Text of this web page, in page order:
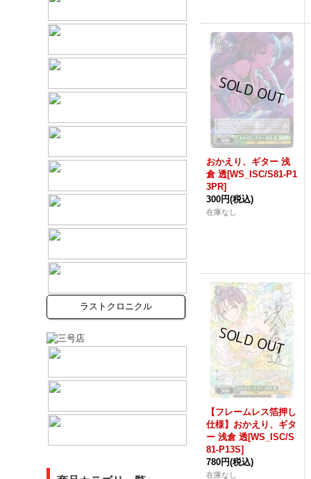
ラストクロニクル
おかえり、ギター 浅
倉 透[WS_ISC/S81-P1
3PR]
300円(税込)
在庫なし
【フレームレス箔押し
仕様】おかえり、ギタ
ー 浅倉 透[WS_ISC/S
81-P13S]
780円(税込)
在庫なし